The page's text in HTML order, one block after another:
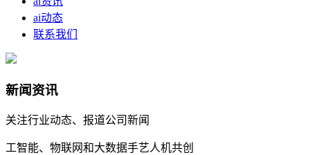
ai动态
联系我们
新闻资讯
关注行业动态、报道公司新闻
工智能、物联网和大数据手艺人机共创